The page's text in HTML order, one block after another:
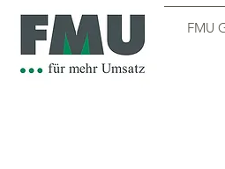
FMU